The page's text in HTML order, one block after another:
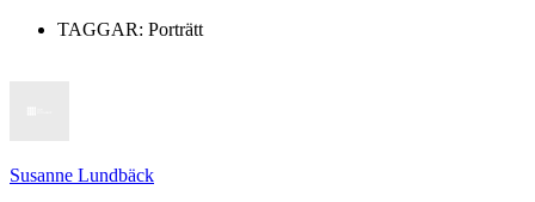
TAGGAR: Porträtt
Susanne Lundbäck